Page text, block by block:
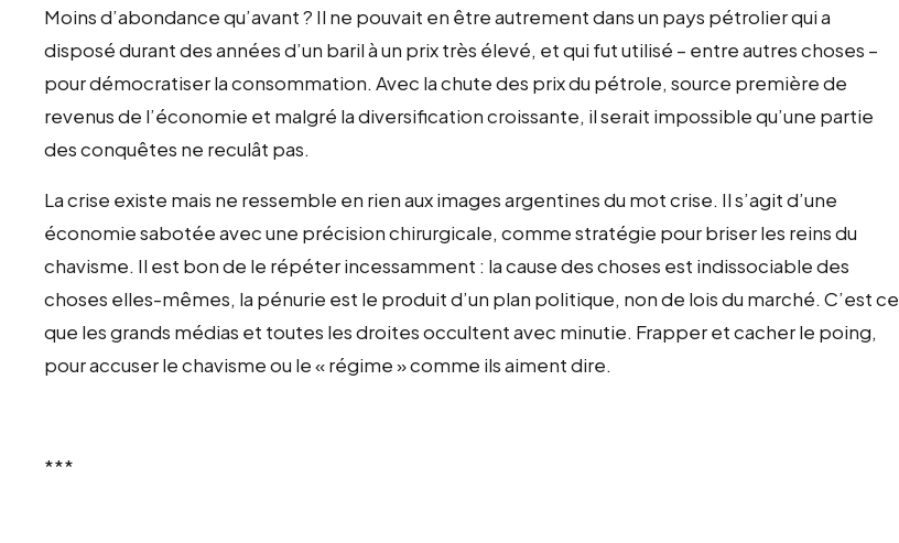
Moins d’abondance qu’avant ? Il ne pouvait en être autrement dans un pays pétrolier qui a
disposé durant des années d’un baril à un prix très élevé, et qui fut utilisé – entre autres choses –
pour démocratiser la consommation. Avec la chute des prix du pétrole, source première de
revenus de l’économie et malgré la diversification croissante, il serait impossible qu’une partie
des conquêtes ne reculât pas.
La crise existe mais ne ressemble en rien aux images argentines du mot crise. Il s’agit d’une
économie sabotée avec une précision chirurgicale, comme stratégie pour briser les reins du
chavisme. Il est bon de le répéter incessamment : la cause des choses est indissociable des
choses elles-mêmes, la pénurie est le produit d’un plan politique, non de lois du marché. C’est ce
que les grands médias et toutes les droites occultent avec minutie. Frapper et cacher le poing,
pour accuser le chavisme ou le « régime » comme ils aiment dire.
***